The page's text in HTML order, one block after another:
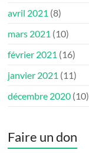
avril 2021 (8)
mars 2021 (10)
février 2021 (16)
janvier 2021 (11)
décembre 2020 (10)
Faire un don